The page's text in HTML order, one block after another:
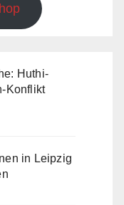
Huthi-
Konflikt
in Leipzig